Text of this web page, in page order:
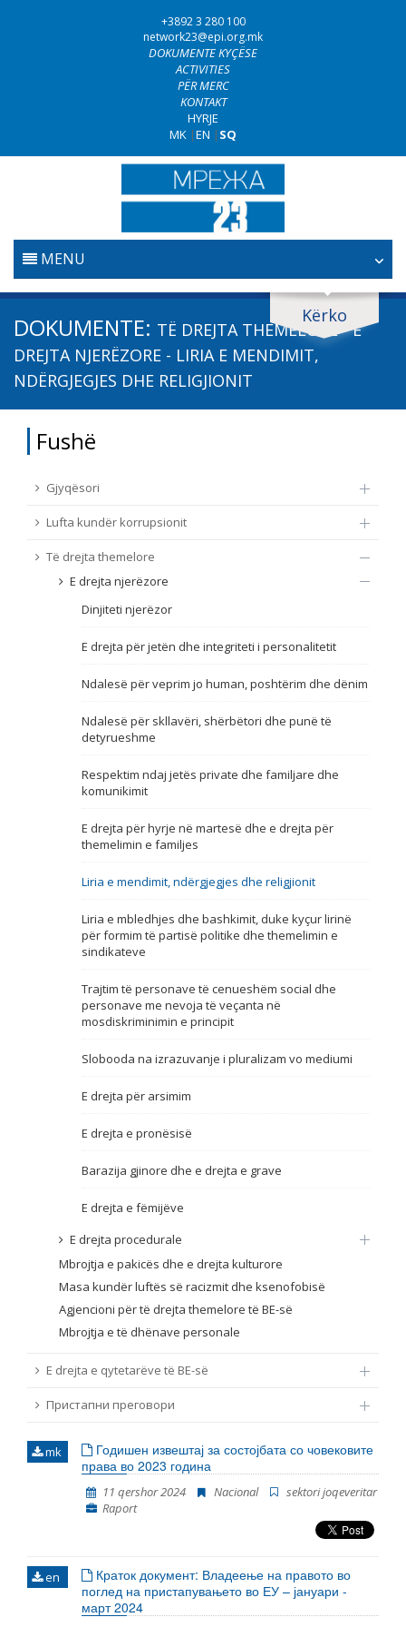
+3892 3 280 100
network23@epi.org.mk
DOKUMENTE KYÇËSE
ACTIVITIES
PËR MERC
KONTAKT
HYRJE
MK |EN | SQ
MENU
FILLESTARE
LUFTA KUNDËR KORRUPSIONIT
TË DREJTA THEMELORE
ПРИСТАПНИ ПРЕГОВОРИ
Kërko
Kërko dokumente
Kërko
Burim
Tip
Nga rrjeti 23
Data e shpalljes
Emër, përshkrim ose fjalen
DOKUMENTE: TË DREJTA THEMELORE - E
DREJTA NJERËZORE - LIRIA E MENDIMIT,
NDËRGJEGJES DHE RELIGJIONIT
Fushë
Gjyqësori
Lufta kundër korrupsionit
Të drejta themelore
E drejta njerëzore
Dinjiteti njerëzor
E drejta për jetën dhe integriteti i personalitetit
Ndalesë për veprim jo human, poshtërim dhe dënim
Ndalesë për skllavëri, shërbëtori dhe punë të
detyrueshme
Respektim ndaj jetës private dhe familjare dhe
komunikimit
E drejta për hyrje në martesë dhe e drejta për
themelimin e familjes
Liria e mendimit, ndërgjegjes dhe religjionit
Liria e mbledhjes dhe bashkimit, duke kyçur lirinë
për formim të partisë politike dhe themelimin e
sindikateve
Trajtim të personave të cenueshëm social dhe
personave me nevoja të veçanta në
mosdiskriminimin e principit
Slobooda na izrazuvanje i pluralizam vo mediumi
E drejta për arsimim
E drejta e pronësisë
Barazija gjinore dhe e drejta e grave
E drejta e fëmijëve
E drejta procedurale
Mbrojtja e pakicës dhe e drejta kulturore
Masa kundër luftës së racizmit dhe ksenofobisë
Agjencioni për të drejta themelore të BE-së
Mbrojtja e të dhënave personale
E drejta e qytetarëve të BE-së
Пристапни преговори
mk
Годишен извештај за состојбата со човековите
права во 2023 година
11 qershor 2024 Nacional
sektori joqeveritar
Raport
en
Краток документ: Владеење на правото во
поглед на пристапувањето во ЕУ – јануари -
март 2024